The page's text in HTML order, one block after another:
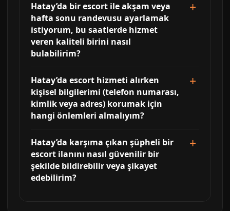
Hatay’da bir escort ile akşam veya
hafta sonu randevusu ayarlamak
istiyorum, bu saatlerde hizmet
veren kaliteli birini nasıl
bulabilirim?
Hatay’da escort hizmeti alırken
kişisel bilgilerimi (telefon numarası,
kimlik veya adres) korumak için
hangi önlemleri almalıyım?
Hatay’da karşıma çıkan şüpheli bir
escort ilanını nasıl güvenilir bir
şekilde bildirebilir veya şikayet
edebilirim?